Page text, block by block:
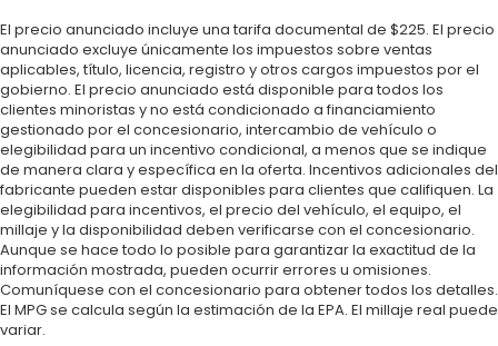
El precio anunciado incluye una tarifa documental de $225. El precio
anunciado excluye únicamente los impuestos sobre ventas
aplicables, título, licencia, registro y otros cargos impuestos por el
gobierno. El precio anunciado está disponible para todos los
clientes minoristas y no está condicionado a financiamiento
gestionado por el concesionario, intercambio de vehículo o
elegibilidad para un incentivo condicional, a menos que se indique
de manera clara y específica en la oferta. Incentivos adicionales del
fabricante pueden estar disponibles para clientes que califiquen. La
elegibilidad para incentivos, el precio del vehículo, el equipo, el
millaje y la disponibilidad deben verificarse con el concesionario.
Aunque se hace todo lo posible para garantizar la exactitud de la
información mostrada, pueden ocurrir errores u omisiones.
Comuníquese con el concesionario para obtener todos los detalles.
El MPG se calcula según la estimación de la EPA. El millaje real puede
variar.